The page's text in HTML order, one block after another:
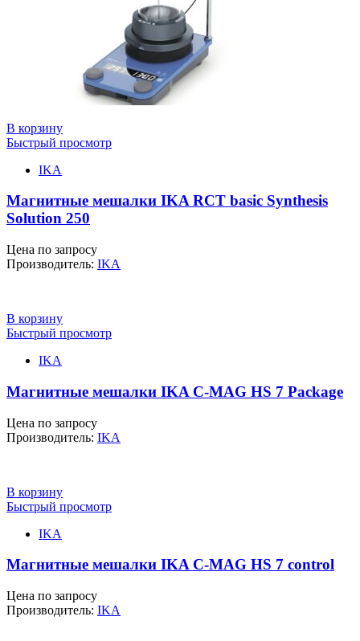
В корзину
Быстрый просмотр
IKA
Магнитные мешалки IKA RCT basic Synthesis
Solution 250
Цена по запросу
Производитель: IKA
В корзину
Быстрый просмотр
IKA
Магнитные мешалки IKA C-MAG HS 7 Package
Цена по запросу
Производитель: IKA
В корзину
Быстрый просмотр
IKA
Магнитные мешалки IKA C-MAG HS 7 control
Цена по запросу
Производитель: IKA